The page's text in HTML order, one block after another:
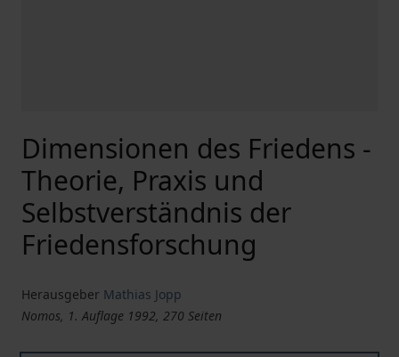
Dimensionen des Friedens -
Theorie, Praxis und
Selbstverständnis der
Friedensforschung
Herausgeber Mathias Jopp
Nomos, 1. Auflage 1992, 270 Seiten